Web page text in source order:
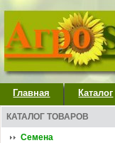
Главная Каталог
КАТАЛОГ ТОВАРОВ
Семена